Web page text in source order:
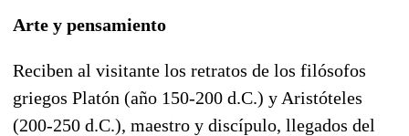
Arte y pensamiento
Reciben al visitante los retratos de los filósofos
griegos Platón (año 150-200 d.C.) y Aristóteles
(200-250 d.C.), maestro y discípulo, llegados del